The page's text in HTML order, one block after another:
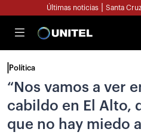
Últimas noticias Santa
Política
“Nos vamos a ver
cabildo en El Alto,
que no hay miedo